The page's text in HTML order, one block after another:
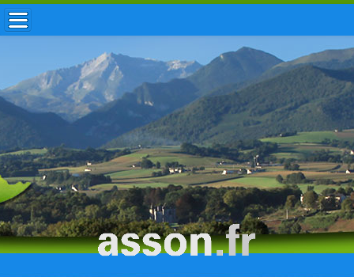
ACCUEIL / INFOS
MUNICIPALITÉ
VIE LOCALE
ENFANCE
TOURISME
HISTOIRE